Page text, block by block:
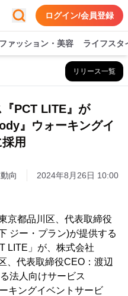
ログイン/会員登録
ファッション・美容 ライフスタ
リリース一覧
PCT LITE』が
』ウォーキングイ
用
向 2024年8月26日 10:00
京都品川区、代表取締役
ジー・プラン)が提供する
LITE」が、株式会社
、代表取締役CEO：渡辺
法人向けサービス
キングイベントサービ